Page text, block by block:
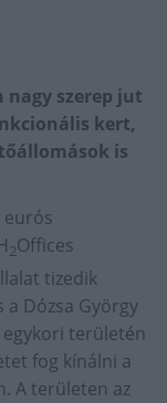
szerep jut
kert,
is
eurós
2Offices
tizedik
a Dózsa György
egykori területén
fog kínálni a
A területen az